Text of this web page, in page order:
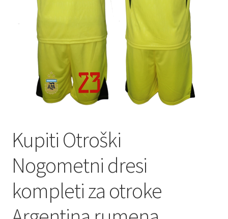
Kupiti Otroški
Nogometni dresi
kompleti za otroke